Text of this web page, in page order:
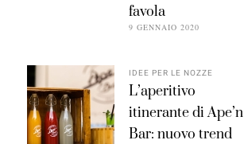
favola
9 GENNAIO 2020
IDEE PER LE NOZZE
L’aperitivo
itinerante di Ape’n
Bar: nuovo trend